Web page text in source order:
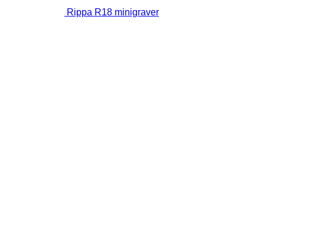
Rippa R18 minigraver